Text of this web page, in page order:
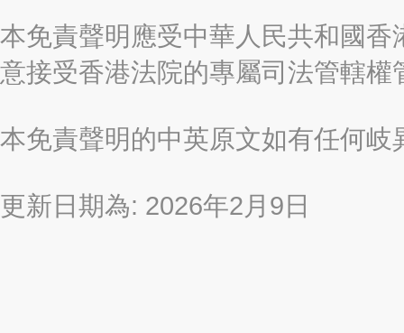
本免責聲明應受中華人民共和國
意接受香港法院的專屬司法管轄權
本免責聲明的中英原文如有任何
更新日期為: 2026年2月9日